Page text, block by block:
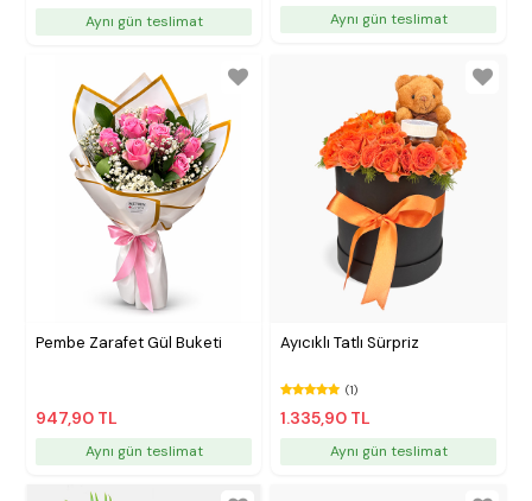
Aynı gün teslimat Aynı gün teslimat
Pembe Zarafet Gül Buketi
947,90 TL
Aynı gün teslimat
Ayıcıklı Tatlı Sürpriz
(1)
1.335,90 TL
Aynı gün teslimat